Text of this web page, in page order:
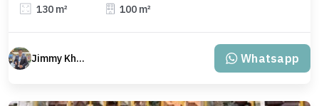
130 m² 100 m²
Jimmy Khuang Whatsapp